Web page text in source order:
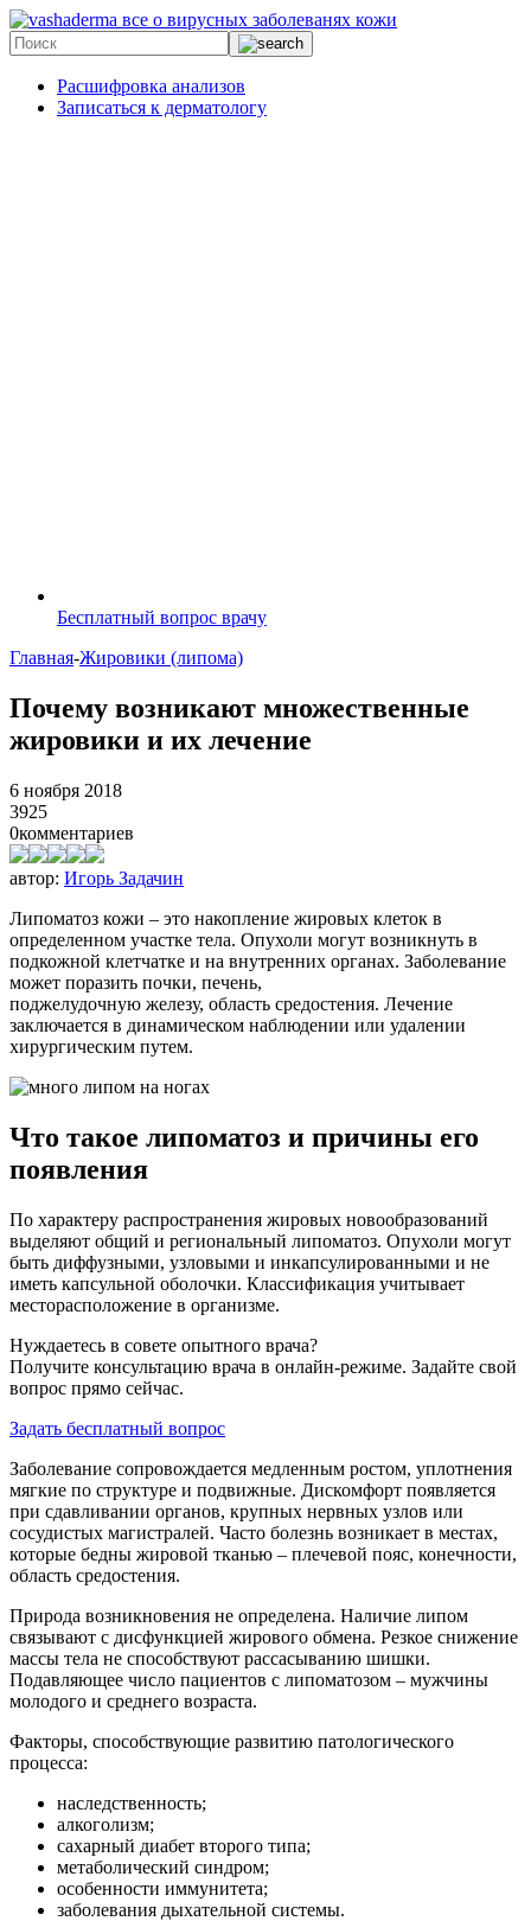
все о вирусных заболеванях кожи
Расшифровка анализов
Записаться к дерматологу
Бесплатный вопрос врачу
Главная-Жировики (липома)
Почему возникают множественные
жировики и их лечение
6 ноября 2018
3925
0комментариев
автор: Игорь Задачин
Липоматоз кожи – это накопление жировых клеток в
определенном участке тела. Опухоли могут возникнуть в
подкожной клетчатке и на внутренних органах. Заболевание
может поразить почки, печень,
поджелудочную железу, область средостения. Лечение
заключается в динамическом наблюдении или удалении
хирургическим путем.
Что такое липоматоз и причины его
появления
По характеру распространения жировых новообразований
выделяют общий и региональный липоматоз. Опухоли могут
быть диффузными, узловыми и инкапсулированными и не
иметь капсульной оболочки. Классификация учитывает
месторасположение в организме.
Нуждаетесь в совете опытного врача?
Получите консультацию врача в онлайн-режиме. Задайте свой
вопрос прямо сейчас.
Задать бесплатный вопрос
Заболевание сопровождается медленным ростом, уплотнения
мягкие по структуре и подвижные. Дискомфорт появляется
при сдавливании органов, крупных нервных узлов или
сосудистых магистралей. Часто болезнь возникает в местах,
которые бедны жировой тканью – плечевой пояс, конечности,
область средостения.
Природа возникновения не определена. Наличие липом
связывают с дисфункцией жирового обмена. Резкое снижение
массы тела не способствуют рассасыванию шишки.
Подавляющее число пациентов с липоматозом – мужчины
молодого и среднего возраста.
Факторы, способствующие развитию патологического
процесса:
наследственность;
алкоголизм;
сахарный диабет второго типа;
метаболический синдром;
особенности иммунитета;
заболевания дыхательной системы.